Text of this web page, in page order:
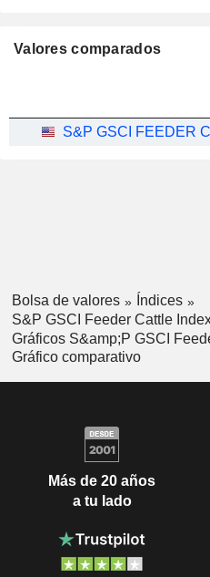
Valores comparados
Bolsa de valores
Índices
S&P GSCI Feeder Cattle
Gráficos S&amp;P GSCI
Gráfico comparativo
Más de 20 años
a tu lado